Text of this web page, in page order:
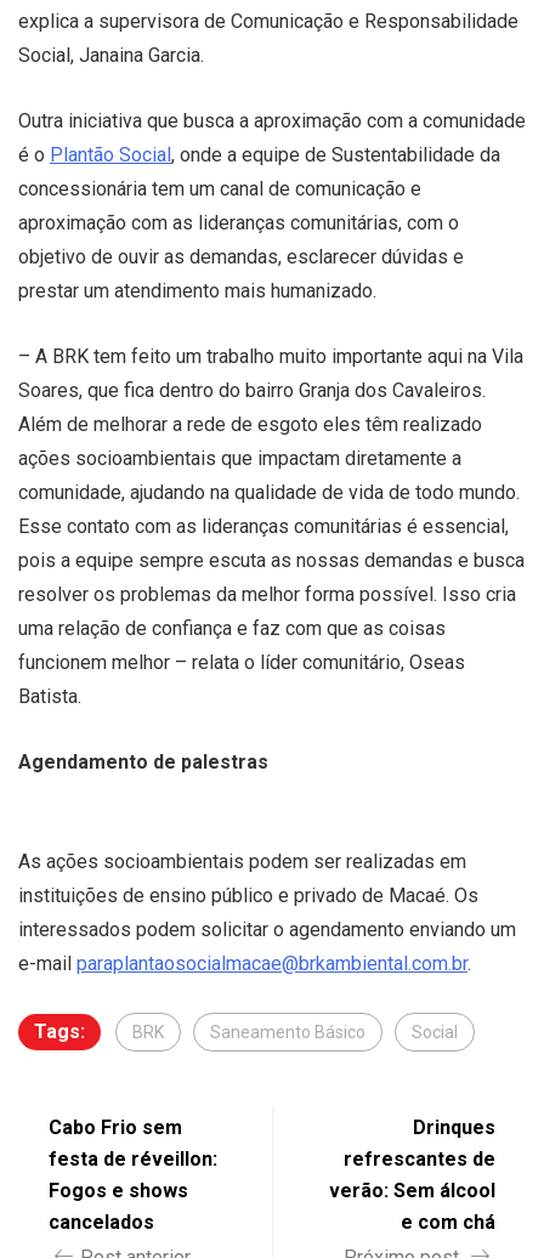
explica a supervisora de Comunicação e Responsabilidade
Social, Janaina Garcia.
Outra iniciativa que busca a aproximação com a comunidade
é o Plantão Social, onde a equipe de Sustentabilidade da
concessionária tem um canal de comunicação e
aproximação com as lideranças comunitárias, com o
objetivo de ouvir as demandas, esclarecer dúvidas e
prestar um atendimento mais humanizado.
– A BRK tem feito um trabalho muito importante aqui na Vila
Soares, que fica dentro do bairro Granja dos Cavaleiros.
Além de melhorar a rede de esgoto eles têm realizado
ações socioambientais que impactam diretamente a
comunidade, ajudando na qualidade de vida de todo mundo.
Esse contato com as lideranças comunitárias é essencial,
pois a equipe sempre escuta as nossas demandas e busca
resolver os problemas da melhor forma possível. Isso cria
uma relação de confiança e faz com que as coisas
funcionem melhor – relata o líder comunitário, Oseas
Batista.
Agendamento de palestras
As ações socioambientais podem ser realizadas em
instituições de ensino público e privado de Macaé. Os
interessados podem solicitar o agendamento enviando um
e-mail paraplantaosocialmacae@brkambiental.com.br.
Tags: BRK Saneamento Básico Social
Cabo Frio sem
festa de réveillon:
Fogos e shows
cancelados
Drinques
refrescantes de
verão: Sem álcool
e com chá